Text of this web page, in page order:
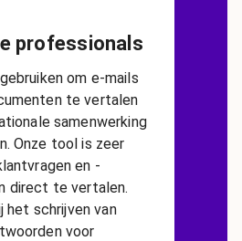
professionals
om e-mails
te vertalen
samenwerking
Onze tool is zeer
en -
direct te vertalen.
het schrijven van
voor